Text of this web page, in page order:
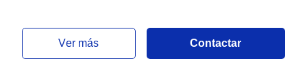
ver más Contactar